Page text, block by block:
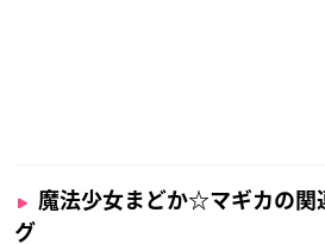
魔法少女まどか☆マギカの関
グ